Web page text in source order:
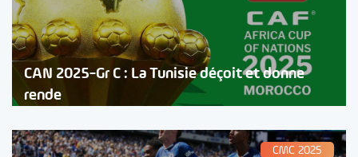
CAN 2025-Gr C : La Tunisie déçoit et donne
rende
CMC 2025